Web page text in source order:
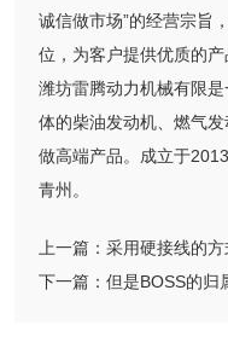
诚信做市场”的经营宗旨
位，为客户提供优质的
潍坊雷腾动力机械有限
体的柴油发动机、燃气
做高端产品。成立于
青州。
上一篇： 采用硬接线的
下一篇： 但是BOSS的归